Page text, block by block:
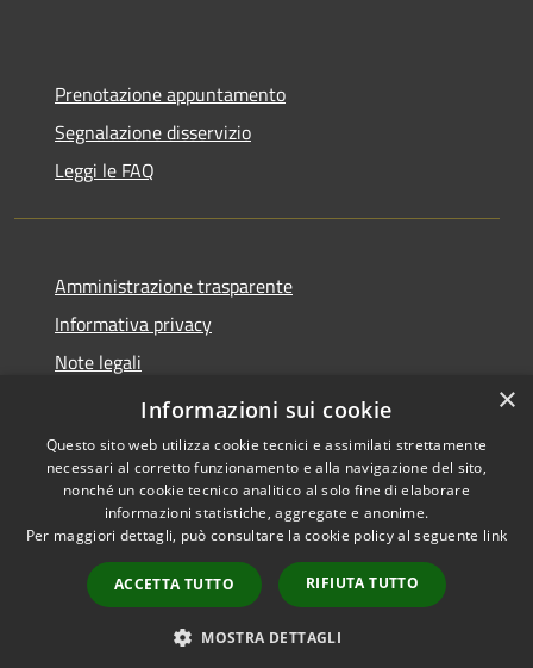
Prenotazione appuntamento
Segnalazione disservizio
Leggi le FAQ
Amministrazione trasparente
Informativa privacy
Note legali
Dichiarazione di accessibilità
Accessibilità
Copyright © 2026 • Comune di
Desio • Powered by
Municipium•
Accesso
redazione
×
Informazioni sui cookie
Questo sito web utilizza cookie tecnici e assimilati strettamente
necessari al corretto funzionamento e alla navigazione del sito,
nonché un cookie tecnico analitico al solo fine di elaborare
informazioni statistiche, aggregate e anonime.
Per maggiori dettagli, può consultare la cookie policy al seguente link
ACCETTA TUTTO RIFIUTA TUTTO
MOSTRA DETTAGLI